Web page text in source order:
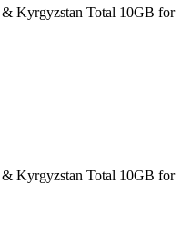
Kyrgyzstan Total 10GB for
Kyrgyzstan Total 10GB for